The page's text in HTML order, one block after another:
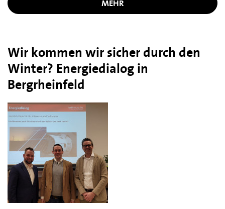
MEHR
Wir kommen wir sicher durch den
Winter? Energiedialog in
Bergrheinfeld